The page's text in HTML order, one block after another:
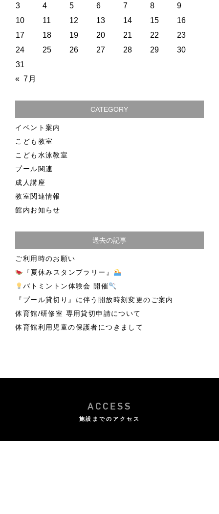
3
4 5 6 7 8
9
10
11 12 13 14 15
16
17
18 19 20 21 22
23
24
25 26 27 28 29
30
31
« 7月
CATEGORY
イベント案内
こども教室
こども水泳教室
プール関連
成人講座
教室関連情報
館内お知らせ
過去の記事
ご利用時のお願い
『夏休みスタンプラリー』
バトミントン体験会 開催
『プール貸切り』に伴う開放時刻変更のご案内
体育館/研修室 専用貸切申請について
体育館利用児童の保護者につきまして
ACCESS
施設までのアクセス